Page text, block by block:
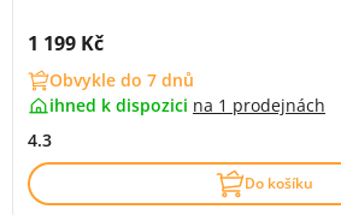
Cena s DPH:
1 199 Kč
Obvykle do 7 dnů
ihned k dispozici na 1 prodejnách
4.3
Do košíku